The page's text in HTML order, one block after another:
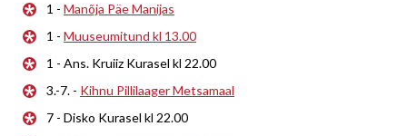
1 - Manõja Päe Manijas
1 - Muuseumitund kl 13.00
1 - Ans. Kruiiz Kurasel kl 22.00
3.-7. - Kihnu Pillilaager Metsamaal
7 - Disko Kurasel kl 22.00